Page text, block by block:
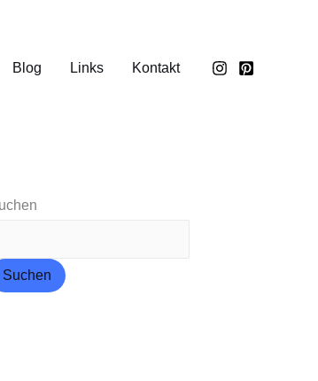
Blog Links Kontakt
Suchen